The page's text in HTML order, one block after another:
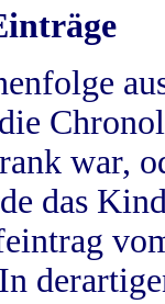
war,
das